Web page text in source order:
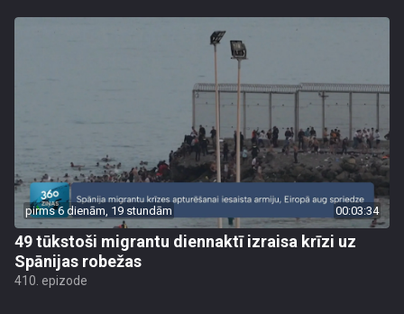
pirms 6 dienām, 19 stundām 00:03:34
49 tūkstoši migrantu diennaktī izraisa krīzi uz
Spānijas robežas
410. epizode